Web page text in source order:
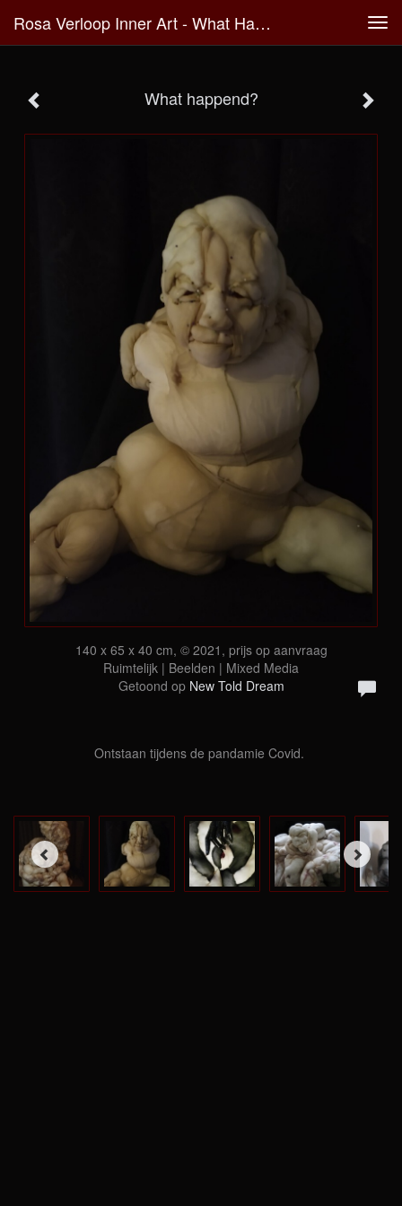
Rosa Verloop Inner Art - What Happend?
What happend?
140 x 65 x 40 cm, © 2021, prijs op aanvraag
Ruimtelijk | Beelden | Mixed Media
Getoond op New Told Dream
Ontstaan tijdens de pandamie Covid.